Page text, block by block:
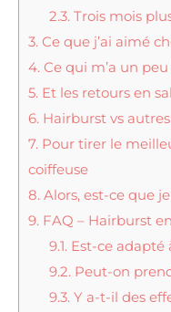
2.3.Trois mois
3. Ce que j’ai aimé
4. Ce qui m’a un
5. Et les retours en
6. Hairburst vs
7. Pour tirer le
coiffeuse
8. Alors, est-ce que
9. FAQ – Hairburst
9.1.Est-ce adapté
9.2.Peut-on
9.3.Y a-t-il des